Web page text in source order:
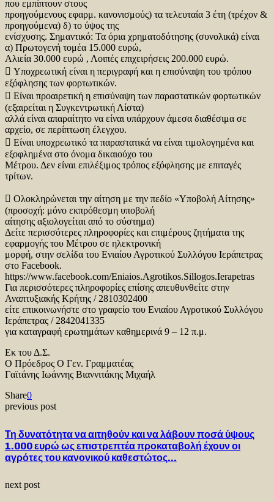
που εμπίπτουν στους
προηγούμενους εφαρμ. κανονισμούς) τα τελευταία 3 έτη (τρέχον &
προηγούμενα) δ) το ύψος της
ενίσχυσης. Σημαντικό: Τα όρια χρηματοδότησης (συνολικά) είναι
α) Πρωτογενή τομέα 15.000 ευρώ,
Αλιεία 30.000 ευρώ , Λοιπές επιχειρήσεις 200.000 ευρώ.
 Υποχρεωτική είναι η περιγραφή και η επισύναψη του τρόπου
εξόφλησης των φορτωτικών.
 Είναι προαιρετική η επισύναψη των παραστατικών φορτωτικών
(εξαιρείται η Συγκεντρωτική Λίστα)
αλλά είναι απαραίτητο να είναι υπάρχουν άμεσα διαθέσιμα σε
αρχείο, σε περίπτωση έλεγχου.
 Είναι υποχρεωτικό τα παραστατικά να είναι τιμολογημένα και
εξοφλημένα στο όνομα δικαιούχο του
Μέτρου. Δεν είναι επιλέξιμος τρόπος εξόφλησης με επιταγές
τρίτων.
 Ολοκληρώνεται την αίτηση με την πεδίο «Υποβολή Αίτησης»
(προσοχή: μόνο εκπρόθεσμη υποβολή
αίτησης αξιολογείται από το σύστημα)
Δείτε περισσότερες πληροφορίες και επιμέρους ζητήματα της
εφαρμογής του Μέτρου σε ηλεκτρονική
μορφή, στην σελίδα του Ενιαίου Αγροτικού Συλλόγου Ιεράπετρας
στο Facebook.
https://www.facebook.com/Eniaios.Agrotikos.Sillogos.Ierapetras
Για περισσότερες πληροφορίες επίσης απευθυνθείτε στην
Αναπτυξιακής Κρήτης / 2810302400
είτε επικοινωνήστε στο γραφείο του Ενιαίου Αγροτικού Συλλόγου
Ιεράπετρας / 2842041335
για καταγραφή ερωτημάτων καθημερινά 9 – 12 π.μ.
Εκ του Δ.Σ.
Ο Πρόεδρος Ο Γεν. Γραμματέας
Γαϊτάνης Ιωάννης Βιαννιτάκης Μιχαήλ
Share0
previous post
Τη δυνατότητα να αιτηθούν και να λάβουν ποσά ύψους
1.000 ευρώ ως επιστρεπτέα προκαταβολή έχουν οι
αγρότες του κανονικού καθεστώτος…
next post